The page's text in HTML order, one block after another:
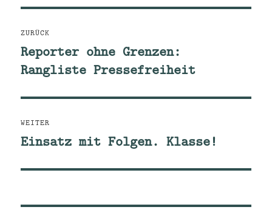
ZURÜCK
Vorheriger
Beitrag:
Reporter ohne Grenzen:
Rangliste Pressefreiheit
WEITER
Nächster
Einsatz mit Folgen. Klasse!